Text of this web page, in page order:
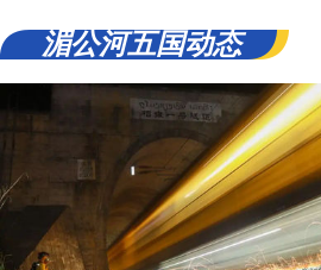
湄公河五国动态